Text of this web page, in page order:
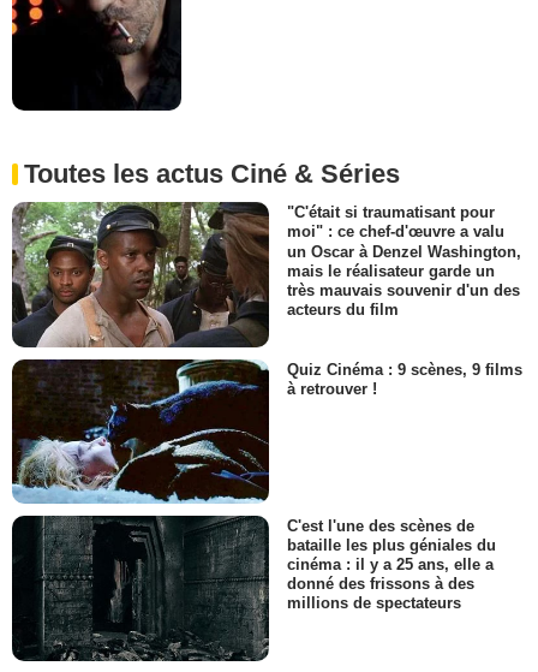
Toutes les actus Ciné & Séries
"C'était si traumatisant pour
moi" : ce chef-d'œuvre a valu
un Oscar à Denzel Washington,
mais le réalisateur garde un
très mauvais souvenir d'un des
acteurs du film
Quiz Cinéma : 9 scènes, 9 films
à retrouver !
C'est l'une des scènes de
bataille les plus géniales du
cinéma : il y a 25 ans, elle a
donné des frissons à des
millions de spectateurs